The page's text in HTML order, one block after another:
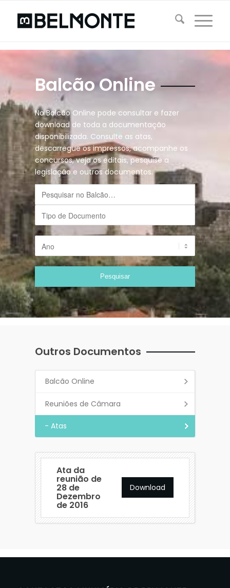
Balcão Online
No Balcão Online pode consultar e fazer
download de toda a documentação
disponibilizada. Consulte as atas,
descarregue os impressos, acompanhe os
concursos, veja os editais, pesquise a
legislação e outros documentos.
Outros Documentos
Balcão Online
Reuniões de Câmara
- Atas
Ata da
reunião de
28 de
Dezembro
de 2016
Download